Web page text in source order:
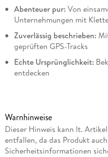
Abenteuer pur:Von
Unternehmungen mit
Zuverlässig beschrieben:
geprüften GPS-Tracks
Echte Ursprünglichkeit:
entdecken
»Wilde Wege« - das klingt
Portion Abenteuer! Wer in
ausgetretenen Pfade voller
Warnhinweise
Dieser Hinweis kann lt.
entfallen, da das Produkt
Sicherheitsinformationen